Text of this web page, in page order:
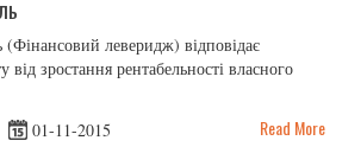
леверидж) відповідає
від зростання рентабельності власного
01-11-2015 Read More